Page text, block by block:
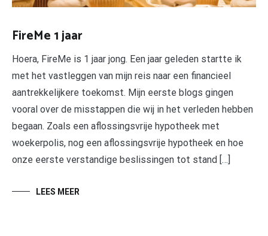
FireMe 1 jaar
Hoera, FireMe is 1 jaar jong. Een jaar geleden startte ik
met het vastleggen van mijn reis naar een financieel
aantrekkelijkere toekomst. Mijn eerste blogs gingen
vooral over de misstappen die wij in het verleden hebben
begaan. Zoals een aflossingsvrije hypotheek met
woekerpolis, nog een aflossingsvrije hypotheek en hoe
onze eerste verstandige beslissingen tot stand […]
LEES MEER